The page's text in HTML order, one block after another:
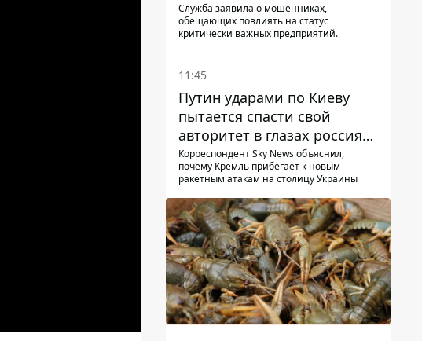
Служба заявила о мошенниках,
обещающих повлиять на статус
критически важных предприятий.
11:45
Путин ударами по Киеву
пытается спасти свой
авторитет в глазах россиян:
диктатор находится под
давлением - Sky News
Корреспондент Sky News объяснил,
почему Кремль прибегает к новым
ракетным атакам на столицу Украины